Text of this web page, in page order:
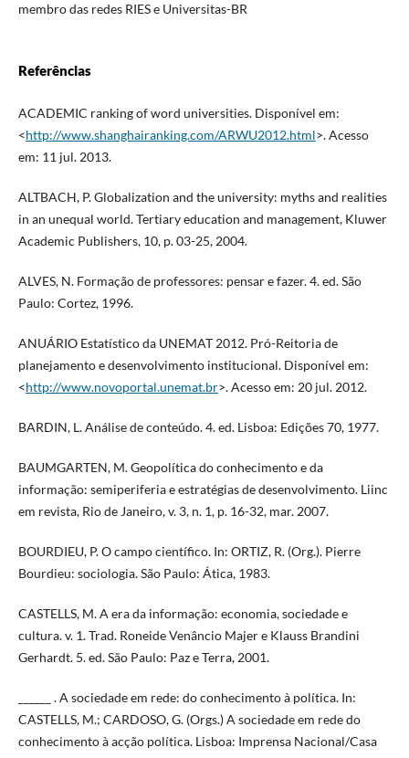
membro das redes RIES e Universitas-BR
Referências
ACADEMIC ranking of word universities. Disponível em:
<http://www.shanghairanking.com/ARWU2012.html>. Acesso
em: 11 jul. 2013.
ALTBACH, P. Globalization and the university: myths and realities
in an unequal world. Tertiary education and management, Kluwer
Academic Publishers, 10, p. 03-25, 2004.
ALVES, N. Formação de professores: pensar e fazer. 4. ed. São
Paulo: Cortez, 1996.
ANUÁRIO Estatístico da UNEMAT 2012. Pró-Reitoria de
planejamento e desenvolvimento institucional. Disponível em:
<http://www.novoportal.unemat.br>. Acesso em: 20 jul. 2012.
BARDIN, L. Análise de conteúdo. 4. ed. Lisboa: Edições 70, 1977.
BAUMGARTEN, M. Geopolítica do conhecimento e da
informação: semiperiferia e estratégias de desenvolvimento. Liinc
em revista, Rio de Janeiro, v. 3, n. 1, p. 16-32, mar. 2007.
BOURDIEU, P. O campo científico. In: ORTIZ, R. (Org.). Pierre
Bourdieu: sociologia. São Paulo: Ática, 1983.
CASTELLS, M. A era da informação: economia, sociedade e
cultura. v. 1. Trad. Roneide Venâncio Majer e Klauss Brandini
Gerhardt. 5. ed. São Paulo: Paz e Terra, 2001.
______ . A sociedade em rede: do conhecimento à política. In:
CASTELLS, M.; CARDOSO, G. (Orgs.) A sociedade em rede do
conhecimento à acção política. Lisboa: Imprensa Nacional/Casa